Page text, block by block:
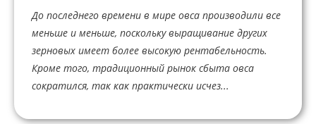
До последнего времени в мире овса производили все
меньше и меньше, поскольку выращивание других
зерновых имеет более высокую рентабельность.
Кроме того, традиционный рынок сбыта овса
сократился, так как практически исчез...